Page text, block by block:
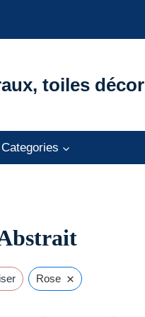
toiles décor
Categories
Rose ×